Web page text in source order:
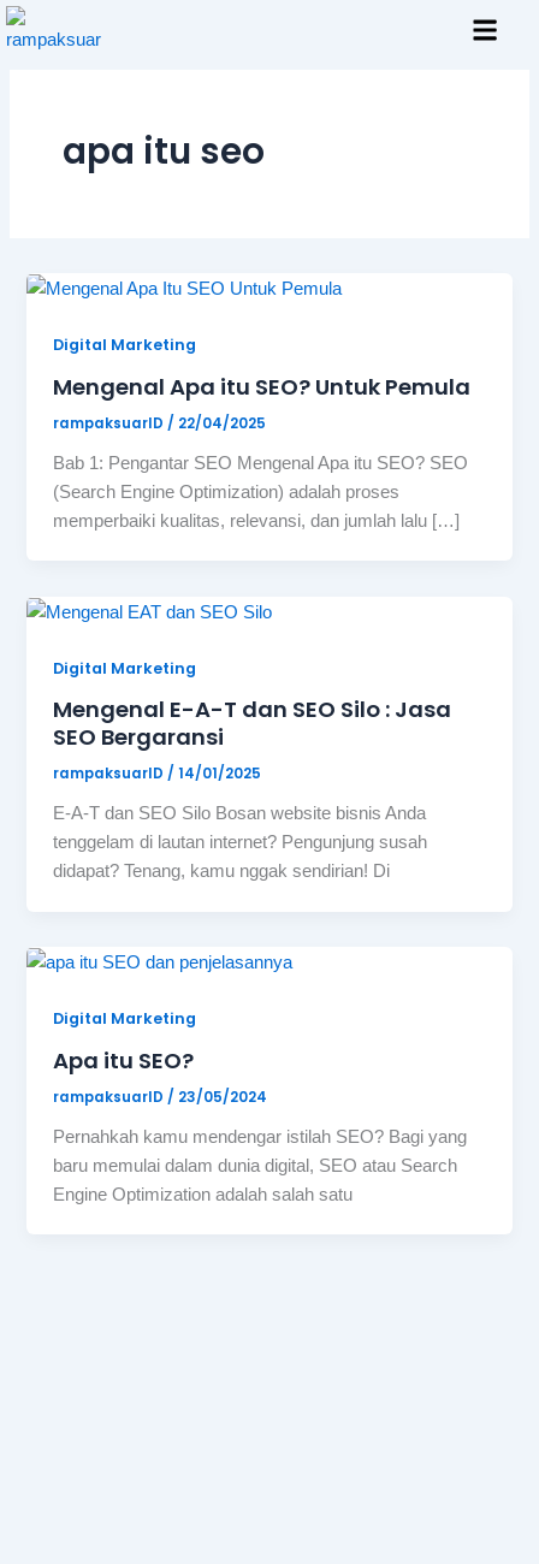
Skip
to
apa itu seo
Digital Marketing
Mengenal Apa itu SEO? Untuk Pemula
rampaksuarID / 22/04/2025
Bab 1: Pengantar SEO Mengenal Apa itu SEO? SEO
(Search Engine Optimization) adalah proses
memperbaiki kualitas, relevansi, dan jumlah lalu […]
Digital Marketing
Mengenal E-A-T dan SEO Silo : Jasa
SEO Bergaransi
rampaksuarID/14/01/2025
E-A-T dan SEO Silo Bosan website bisnis Anda
tenggelam di lautan internet? Pengunjung susah
didapat? Tenang, kamu nggak sendirian! Di
Digital Marketing
Apa itu SEO?
rampaksuarID / 23/05/2024
Pernahkah kamu mendengar istilah SEO? Bagi yang
baru memulai dalam dunia digital, SEO atau Search
Engine Optimization adalah salah satu